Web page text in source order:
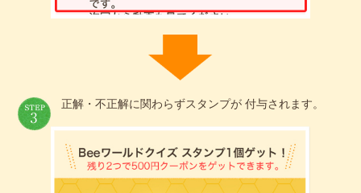
正解・不正解に関わらずスタンプが 付与されます。